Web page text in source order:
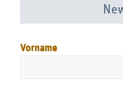
Vorname